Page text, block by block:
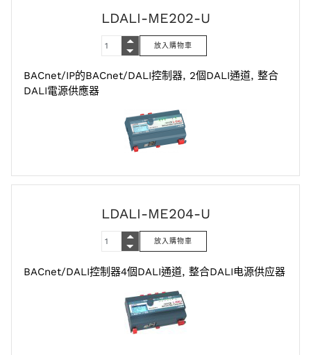
LDALI-ME202-U
BACnet/IP的BACnet/DALI控制器, 2個DALI通道, 整合
DALI電源供應器
LDALI-ME204-U
BACnet/DALI控制器4個DALI通道, 整合DALI电源供应器